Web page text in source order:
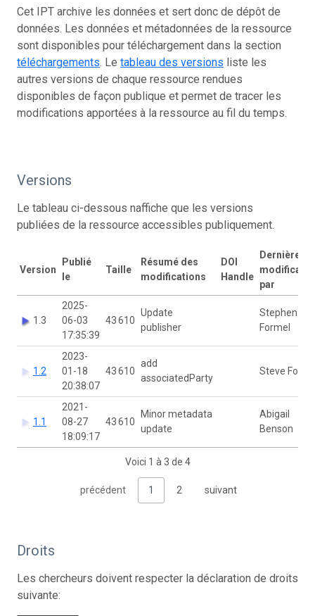
Cet IPT archive les données et sert donc de dépôt de
données. Les données et métadonnées de la ressource
sont disponibles pour téléchargement dans la section
téléchargements. Le tableau des versions liste les
autres versions de chaque ressource rendues
disponibles de façon publique et permet de tracer les
modifications apportées à la ressource au fil du temps.
Versions
Le tableau ci-dessous naffiche que les versions
publiées de la ressource accessibles publiquement.
Version
Publié
le
Taille
Résumé des
modifications
DOI
Handle
Dernière
par
1.3
2025-
06-03
17:35:39
43 610
Update
publisher
Stephen
Formel
1.2
2023-
01-18
20:38:07
43 610
add
associatedParty
Steve
1.1
2021-
08-27
18:09:17
43 610
Minor metadata
update
Abigail
Benson
Voici 1 à 3 de 4
précédent 1 2 suivant
Droits
Les chercheurs doivent respecter la déclaration de droits
suivante: